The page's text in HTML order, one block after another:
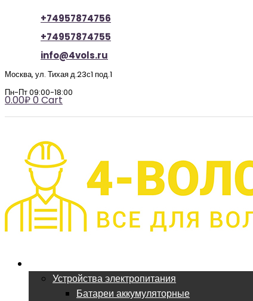
+74957874756
+74957874755
info@4vols.ru
Москва, ул. Тихая д.23с1 под.1
Пн-Пт 09:00-18:00
0.00₽0Cart
Устройства электропитания
Батареи аккумуляторные